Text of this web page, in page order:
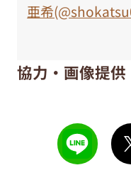
亜希
協力・画像提供